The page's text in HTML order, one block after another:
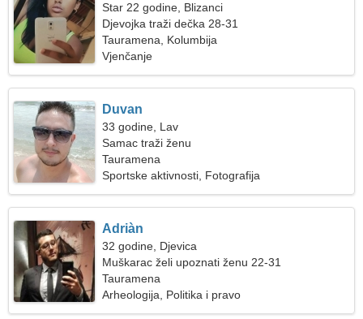
Star 22 godine, Blizanci
Djevojka traži dečka 28-31
Tauramena, Kolumbija
Vjenčanje
Duvan
33 godine, Lav
Samac traži ženu
Tauramena
Sportske aktivnosti, Fotografija
Adriàn
32 godine, Djevica
Muškarac želi upoznati ženu 22-31
Tauramena
Arheologija, Politika i pravo